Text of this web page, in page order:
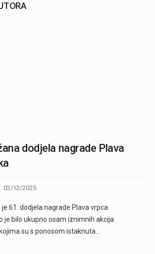
dodjela nagrade Plava
02/12/2025
61. dodjela nagrade Plava vrpca
je bilo ukupno osam iznimnih akcija
su s ponosom istaknuta…